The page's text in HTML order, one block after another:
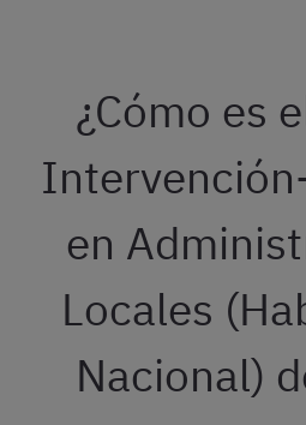
¿Cómo es
en
Locales
Nacional)